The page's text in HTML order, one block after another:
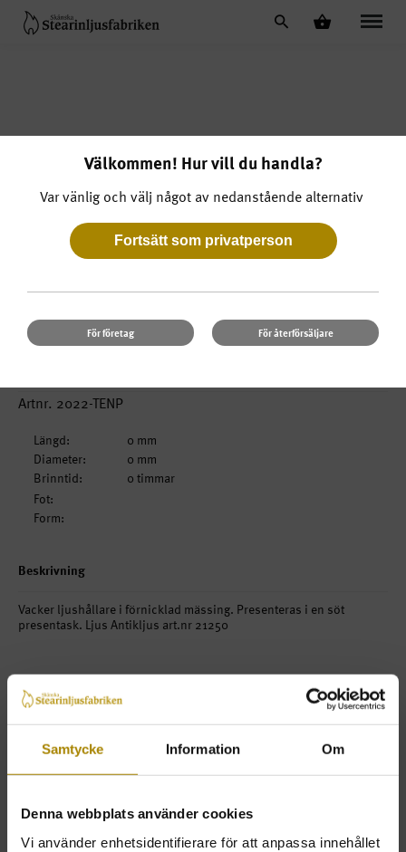
Samtycke Information Om
Denna webbplats använder cookies
Vi använder enhetsidentifierare för att anpassa innehållet
Artnr. 2022-TENP
Längd:
0 mm
Diameter:
0 mm
Brinntid:
0 timmar
Fot:
Form:
Beskrivning
Vacker ljushållare i förnicklad mässing. Presenteras i en söt
presentask. Ljus Antikljus art.nr 21250
Beställ
1-pack
ink. moms
KÖP
TILLBAKA
LÄGSTA BELOPP FÖR ATT HANDLA 500 KR
ALLTID FRI FRAKT.
Välkommen! Hur vill du handla?
Var vänlig och välj något av nedanstående alternativ
För företag För återförsäljare